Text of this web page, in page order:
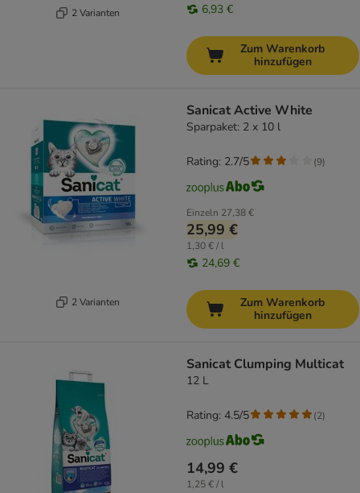
2 Varianten 6,93 €
Zum Warenkorb
hinzufügen
2 Varianten
Sanicat Active White
Sparpaket: 2 x 10 l
Einzeln 27,38 €
25,99 €
1,30 € / l
24,69 €
Rating: 2.7/5 (9)
Zum Warenkorb
hinzufügen
Sanicat Clumping Multicat
12 L
14,99 €
1,25 € / l
Rating: 4.5/5 (2)